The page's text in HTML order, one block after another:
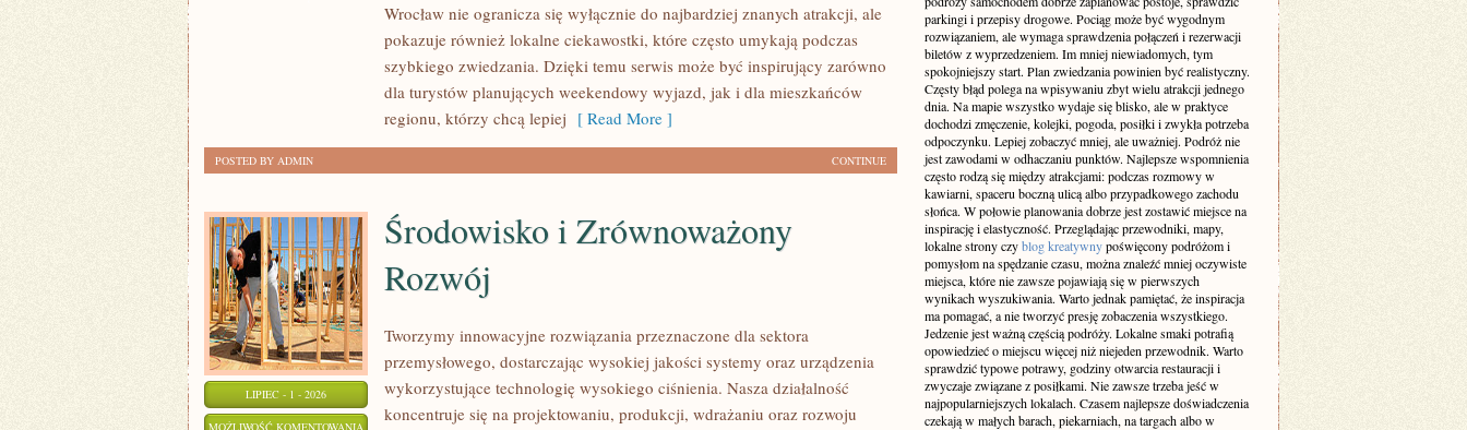
Wrocław nie ogranicza się wyłącznie do najbardziej znanych atrakcji, ale
pokazuje również lokalne ciekawostki, które często umykają podczas
szybkiego zwiedzania. Dzięki temu serwis może być inspirujący zarówno
dla turystów planujących weekendowy wyjazd, jak i dla mieszkańców
regionu, którzy chcą lepiej [ Read More ]
CONTINUE
POSTED BY ADMIN
LIPIEC - 1 - 2026
MOŻLIWOŚĆ KOMENTOWANIA
Środowisko i Zrównoważony
Rozwój
Tworzymy innowacyjne rozwiązania przeznaczone dla sektora
przemysłowego, dostarczając wysokiej jakości systemy oraz urządzenia
wykorzystujące technologię wysokiego ciśnienia. Nasza działalność
koncentruje się na projektowaniu, produkcji, wdrażaniu oraz rozwoju
parkingi i przepisy drogowe. Pociąg może być wygodnym
rozwiązaniem, ale wymaga sprawdzenia połączeń i rezerwacji
biletów z wyprzedzeniem. Im mniej niewiadomych, tym
spokojniejszy start. Plan zwiedzania powinien być realistyczny.
Częsty błąd polega na wpisywaniu zbyt wielu atrakcji jednego
dnia. Na mapie wszystko wydaje się blisko, ale w praktyce
dochodzi zmęczenie, kolejki, pogoda, posiłki i zwykła potrzeba
odpoczynku. Lepiej zobaczyć mniej, ale uważniej. Podróż nie
jest zawodami w odhaczaniu punktów. Najlepsze wspomnienia
często rodzą się między atrakcjami: podczas rozmowy w
kawiarni, spaceru boczną ulicą albo przypadkowego zachodu
słońca. W połowie planowania dobrze jest zostawić miejsce na
inspirację i elastyczność. Przeglądając przewodniki, mapy,
lokalne strony czyblog kreatywnypoświęcony podróżom i
pomysłom na spędzanie czasu, można znaleźć mniej oczywiste
miejsca, które nie zawsze pojawiają się w pierwszych
wynikach wyszukiwania. Warto jednak pamiętać, że inspiracja
ma pomagać, a nie tworzyć presję zobaczenia wszystkiego.
Jedzenie jest ważną częścią podróży. Lokalne smaki potrafią
opowiedzieć o miejscu więcej niż niejeden przewodnik. Warto
sprawdzić typowe potrawy, godziny otwarcia restauracji i
zwyczaje związane z posiłkami. Nie zawsze trzeba jeść w
najpopularniejszych lokalach. Czasem najlepsze doświadczenia
czekają w małych barach, piekarniach, na targach albo w